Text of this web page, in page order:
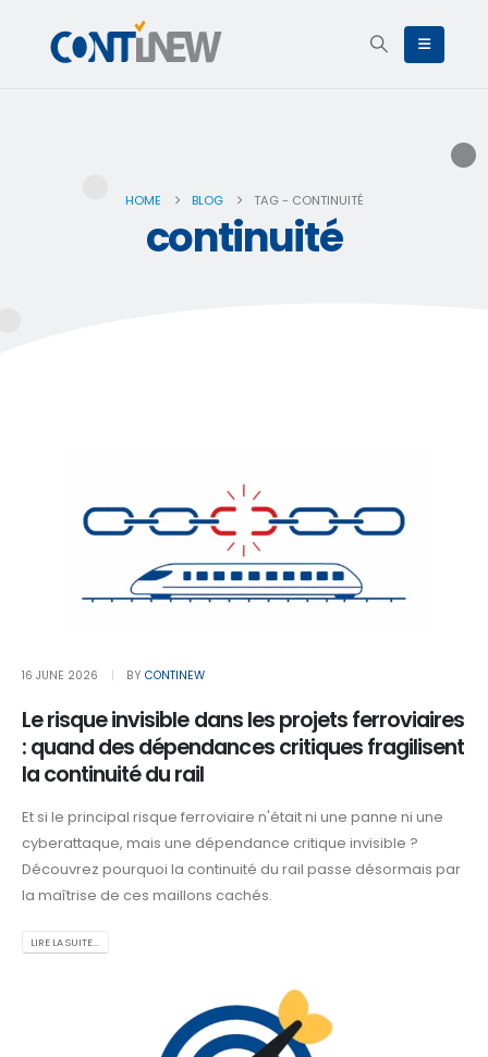
HOME BLOG TAG - CONTINUITÉ
continuité
16 JUNE 2026 BY CONTINEW
Le risque invisible dans les projets ferroviaires
: quand des dépendances critiques fragilisent
la continuité du rail
Et si le principal risque ferroviaire n'était ni une panne ni une
cyberattaque, mais une dépendance critique invisible ?
Découvrez pourquoi la continuité du rail passe désormais par
la maîtrise de ces maillons cachés.
LIRE LA SUITE...